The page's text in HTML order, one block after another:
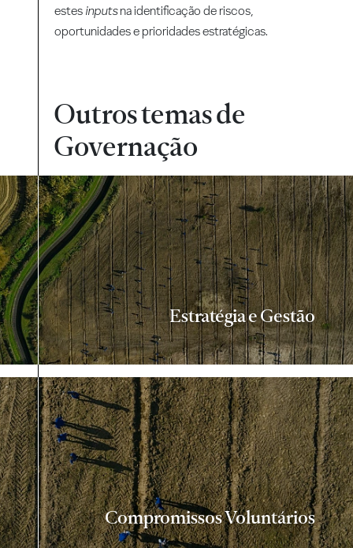
estes inputsna identificação de riscos,
oportunidades e prioridades estratégicas.
Outros temas de
Governação
Estratégia e Gestão
Compromissos Voluntários